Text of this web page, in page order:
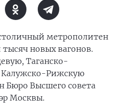
метрополитен
новых вагонов.
Таганско-
Калужско-Рижскую
Бюро Высшего совета
Москвы.